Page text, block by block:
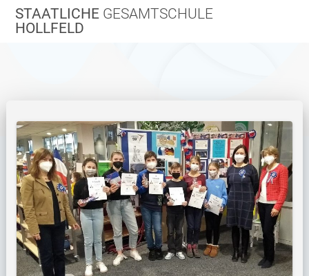
Zum
Inhalt
STAATLICHE GESAMTSCHULE
HOLLFELD